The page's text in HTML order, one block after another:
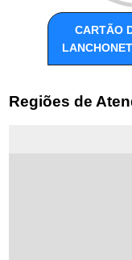
CARTÃO
Regiões de